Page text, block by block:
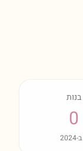
בנות
0
ב-2024